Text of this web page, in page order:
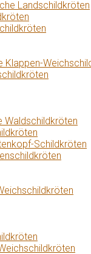
Landschildkröten
Klappen-
Waldschildkröten
Schildkröten